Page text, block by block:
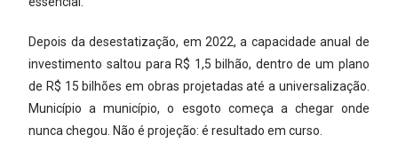
Depois da desestatização, em 2022, a capacidade anual de
investimento saltou para R$ 1,5 bilhão, dentro de um plano
de R$ 15 bilhões em obras projetadas até a universalização.
Município a município, o esgoto começa a chegar onde
nunca chegou. Não é projeção: é resultado em curso.